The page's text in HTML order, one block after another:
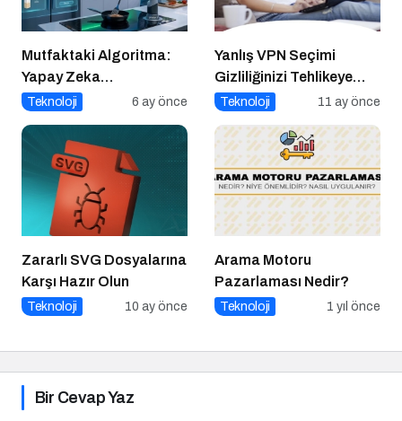
Mutfaktaki Algoritma:
Yapay Zeka
Gastronomiyi Nasıl
Teknoloji 6 ay önce
Yanlış VPN Seçimi
Gizliliğinizi Tehlikeye
Atabilir
Teknoloji 11 ay önce
Zararlı SVG Dosyalarına
Karşı Hazır Olun
Teknoloji 10 ay önce
Arama Motoru
Pazarlaması Nedir?
Teknoloji 1 yıl önce
Bir Cevap Yaz